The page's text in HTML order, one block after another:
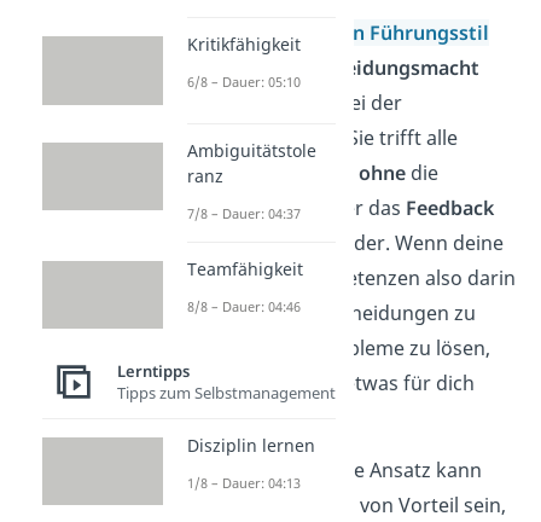
Beim autoritären Führungsstil
Entscheidungsmacht
ausschließlich bei der
Führungskraft. Sie trifft alle
Entscheidungenohne die
Beteiligung
oder das Feedback
der Teammitglieder. Wenn deine
Führungskompetenzen also darin
bestehen, Entscheidungen zu
treffen und Probleme zu lösen,
könnte der Stil etwas für dich
Der zentralisierte Ansatz kann
besonders dann von Vorteil sein,
Kritikfähigkeit
6/8 – Dauer: 05:10
Ambiguitätstole
ranz
7/8 – Dauer: 04:37
Teamfähigkeit
8/8 – Dauer: 04:46
Lerntipps
Tipps zum Selbstmanagement
Disziplin lernen
1/8 – Dauer: 04:13